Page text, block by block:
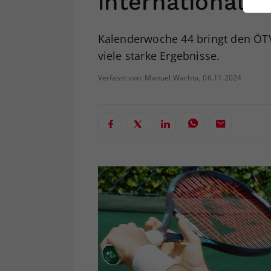
Kalenderwoche 44 bringt den
viele starke Ergebnisse.
Verfasst von: Manuel Wachta, 06.11.2024